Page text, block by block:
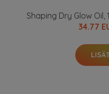
Shaping Dry Glow
34.77